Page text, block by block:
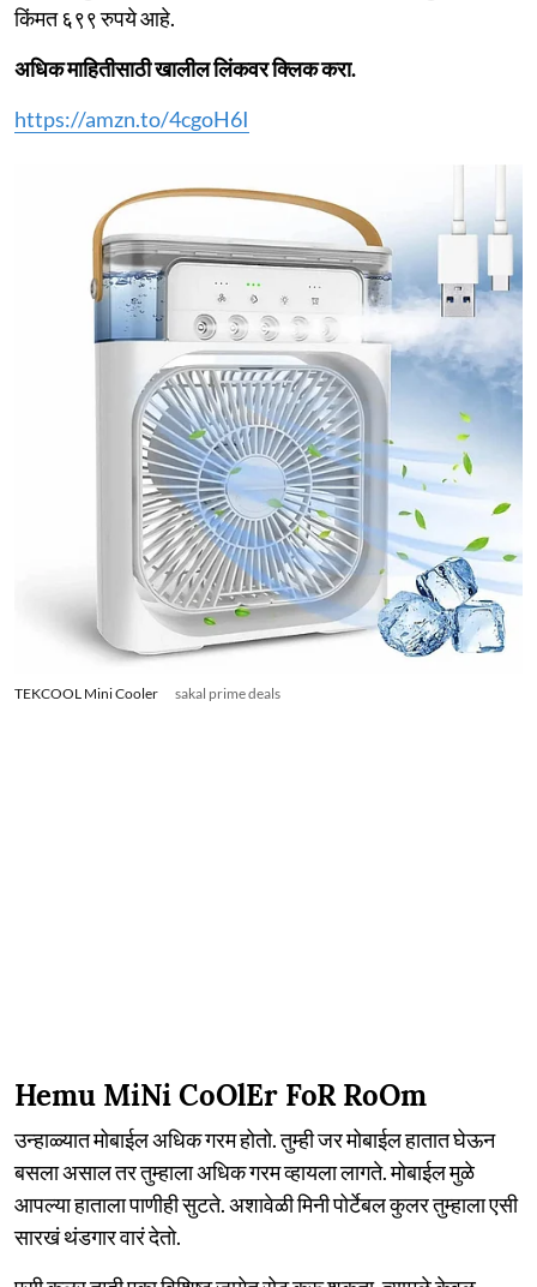
किंमत ६९९ रुपये आहे.
अधिक माहितीसाठी खालील लिंकवर क्लिक करा.
https://amzn.to/4cgoH6I
TEKCOOL Mini Cooler sakal prime deals
Hemu MiNi CoOlEr FoR RoOm
उन्हाळ्यात मोबाईल अधिक गरम होतो. तुम्ही जर मोबाईल हातात घेऊन
बसला असाल तर तुम्हाला अधिक गरम व्हायला लागते. मोबाईल मुळे
आपल्या हाताला पाणीही सुटते. अशावेळी मिनी पोर्टेबल कुलर तुम्हाला एसी
सारखं थंडगार वारं देतो.